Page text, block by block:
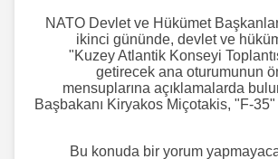
36. NATO Devlet ve Hükümet
ikinci gününde, devlet ve
"Kuzey Atlantik Konseyi
getirecek ana oturumunun
mensuplarına açıklamalarda
Başbakanı Kiryakos Miçotakis, "F-
"Bu konuda bir yorum